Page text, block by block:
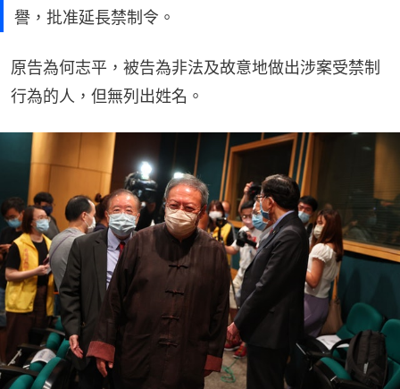
譽，批准延長禁制令。
原告為何志平，被告為非法及故意地做出涉案受禁制
行為的人，但無列出姓名。